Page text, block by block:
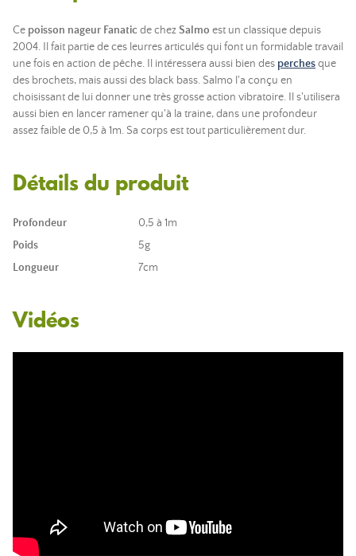
Ce poisson nageur Fanatic de chezSalmo est un classique depuis
2004. Il fait partie de ces leurres articulés qui font un formidable travail
une fois en action de pêche. Il intéressera aussi bien des perchesque
des brochets, mais aussi des black bass. Salmo l'a conçu en
choisissant de lui donner une très grosse action vibratoire. Il s'utilisera
aussi bien en lancer ramener qu'à la traine, dans une profondeur
assez faible de 0,5 à 1m. Sa corps est tout particulièrement dur.
Détails du produit
Profondeur
0,5 à 1m
Poids
5g
Longueur
7cm
Vidéos